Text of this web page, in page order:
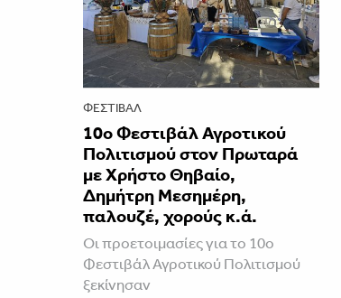
ΦΕΣΤΙΒΑΛ
10ο Φεστιβάλ Αγροτικού
Πολιτισμού στον Πρωταρά
με Χρήστο Θηβαίο,
Δημήτρη Μεσημέρη,
παλουζέ, χορούς κ.ά.
Οι προετοιμασίες για το 10ο
Φεστιβάλ Αγροτικού Πολιτισμού
ξεκίνησαν